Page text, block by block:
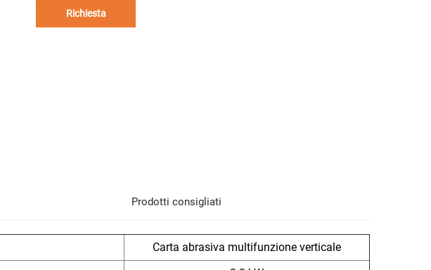
Richiesta
Prodotti consigliati
Carta abrasiva multifunzione verticale